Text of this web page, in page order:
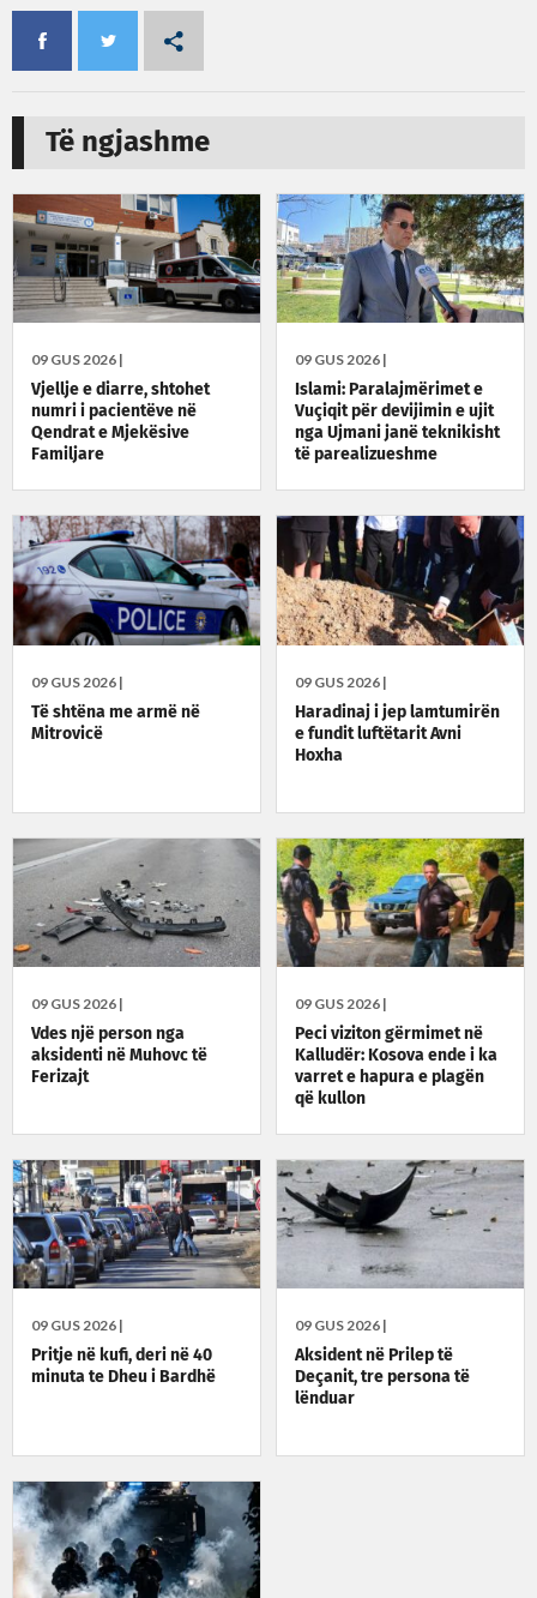
Të ngjashme
09 GUS 2026 |
Vjellje e diarre, shtohet
numri i pacientëve në
Qendrat e Mjekësive
Familjare
09 GUS 2026 |
Islami: Paralajmërimet e
Vuçiqit për devijimin e ujit
nga Ujmani janë teknikisht
të parealizueshme
09 GUS 2026 |
Të shtëna me armë në
Mitrovicë
09 GUS 2026 |
Haradinaj i jep lamtumirën
e fundit luftëtarit Avni
Hoxha
09 GUS 2026 |
Vdes një person nga
aksidenti në Muhovc të
Ferizajt
09 GUS 2026 |
Peci viziton gërmimet në
Kalludër: Kosova ende i ka
varret e hapura e plagën
që kullon
09 GUS 2026 |
Pritje në kufi, deri në 40
minuta te Dheu i Bardhë
09 GUS 2026 |
Aksident në Prilep të
Deçanit, tre persona të
lënduar